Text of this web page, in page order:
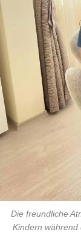
Die freundliche
Kindern während